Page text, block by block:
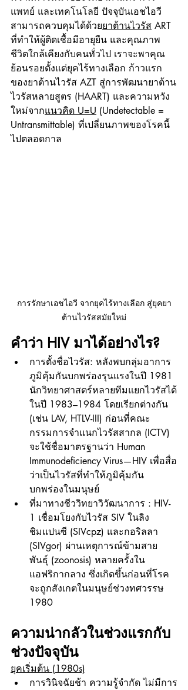
แพทย์ และเทคโนโลยี ปัจจุบันเอชไอวี
สามารถควบคุมได้ด้วยยาต้านไวรัส ART
ที่ทำให้ผู้ติดเชื้อมีอายุยืน และคุณภาพ
ชีวิตใกล้เคียงกับคนทั่วไป เราจะพาคุณ
ย้อนรอยตั้งแต่ยุคไร้ทางเลือก ก้าวแรก
ของยาต้านไวรัส AZT สู่การพัฒนายาต้าน
ไวรัสหลายสูตร (HAART) และความหวัง
ใหม่จากแนวคิด U=U (Undetectable =
Untransmittable) ที่เปลี่ยนภาพของโรคนี้
ไปตลอดกาล
การรักษาเอชไอวี จากยุคไร้ทางเลือก สู่ยุคยา
ต้านไวรัสสมัยใหม่
คำว่า HIV มาได้อย่างไร?
การตั้งชื่อไวรัส: หลังพบกลุ่มอาการ
ภูมิคุ้มกันบกพร่องรุนแรงในปี 1981
นักวิทยาศาสตร์หลายทีมแยกไวรัสได้
ในปี 1983–1984 โดยเรียกต่างกัน
(เช่น LAV, HTLV-III) ก่อนที่คณะ
กรรมการจำแนกไวรัสสากล (ICTV)
จะใช้ชื่อมาตรฐานว่า Human
Immunodeficiency Virus—HIV เพื่อสื่อ
ว่าเป็นไวรัสที่ทำให้ภูมิคุ้มกัน
บกพร่องในมนุษย์
ที่มาทางชีววิทยาวิวัฒนาการ : HIV-
1 เชื่อมโยงกับไวรัส SIV ในลิง
ชิมแปนซี (SIVcpz) และกอริลลา
(SIVgor) ผ่านเหตุการณ์ข้ามสาย
พันธุ์ (zoonosis) หลายครั้งใน
แอฟริกากลาง ซึ่งเกิดขึ้นก่อนที่โรค
จะถูกสังเกตในมนุษย์ช่วงทศวรรษ
1980
ความน่ากลัวในช่วงแรกกับ
ช่วงปัจจุบัน
ยุคเริ่มต้น (1980s)
การวินิจฉัยช้า ความรู้จำกัด ไม่มีการ